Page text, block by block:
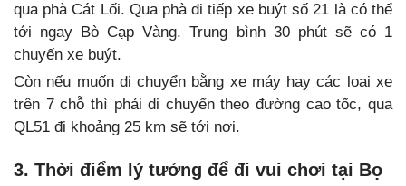
qua phà Cát Lối. Qua phà đi tiếp xe buýt số 21 là có thể
tới ngay Bò Cạp Vàng. Trung bình 30 phút sẽ có 1
chuyến xe buýt.
Còn nếu muốn di chuyển bằng xe máy hay các loại xe
trên 7 chỗ thì phải di chuyển theo đường cao tốc, qua
QL51 đi khoảng 25 km sẽ tới nơi.
3. Thời điểm lý tưởng để đi vui chơi tại Bọ